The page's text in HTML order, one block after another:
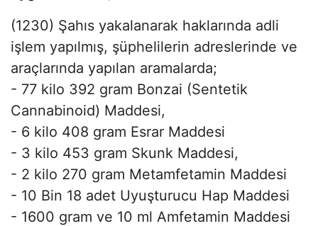
(1230) Şahıs yakalanarak haklarında adli
işlem yapılmış, şüphelilerin adreslerinde ve
araçlarında yapılan aramalarda;
- 77 kilo 392 gram Bonzai (Sentetik
Cannabinoid) Maddesi,
- 6 kilo 408 gram Esrar Maddesi
- 3 kilo 453 gram Skunk Maddesi,
- 2 kilo 270 gram Metamfetamin Maddesi
- 10 Bin 18 adet Uyuşturucu Hap Maddesi
- 1600 gram ve 10 ml Amfetamin Maddesi